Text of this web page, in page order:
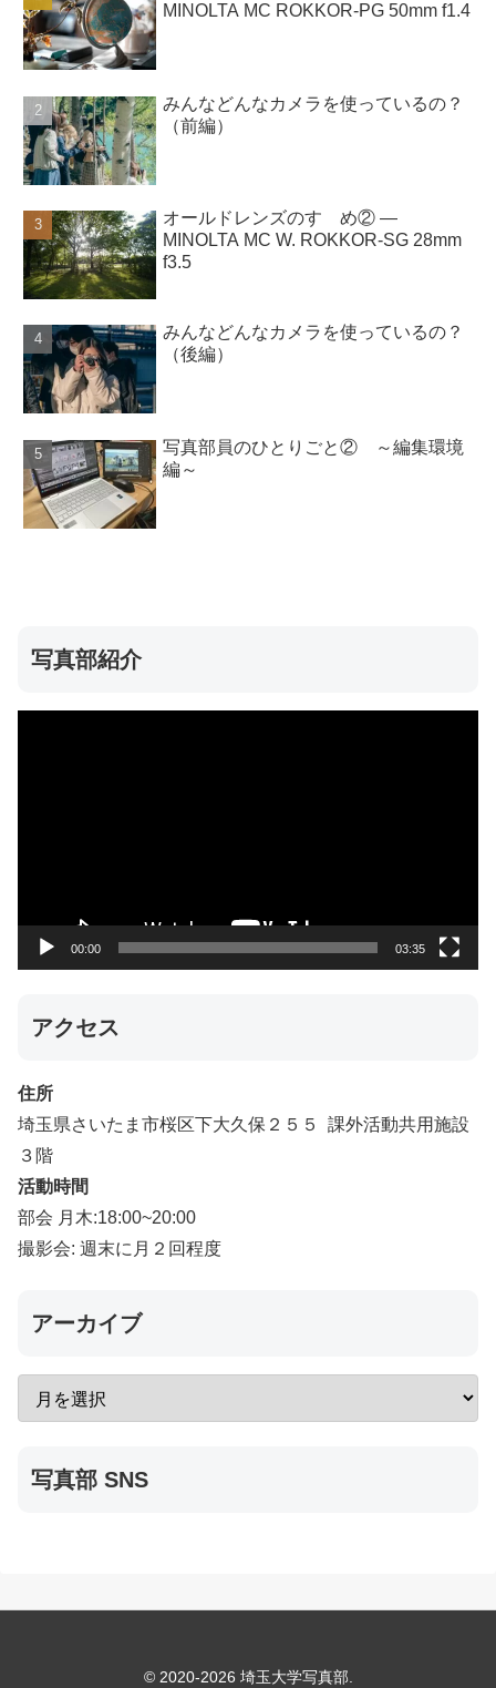
MINOLTA MC ROKKOR-PG 50mm f1.4
みんなどんなカメラを使っているの？
（前編）
オールドレンズのすゝめ② ―
MINOLTA MC W. ROKKOR-SG 28mm
f3.5
みんなどんなカメラを使っているの？
（後編）
写真部員のひとりごと② ～編集環境
編～
写真部紹介
00:00 03:35
アクセス
住所
埼玉県さいたま市桜区下大久保２５５ 課外活動共用施設
３階
活動時間
部会 月木:18:00~20:00
撮影会: 週末に月２回程度
アーカイブ
写真部 SNS
© 2020-2026 埼玉大学写真部.